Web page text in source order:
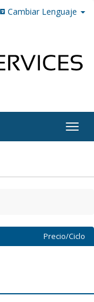
Cambiar Lenguaje
Precio/Ciclo